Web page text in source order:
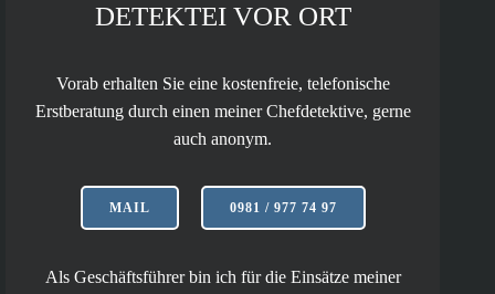
DETEKTEI VOR ORT
Vorab erhalten Sie eine kostenfreie, telefonische
Erstberatung durch einen meiner Chefdetektive, gerne
auch anonym.
MAIL 0981 / 977 74 97
Als Geschäftsführer bin ich für die Einsätze meiner